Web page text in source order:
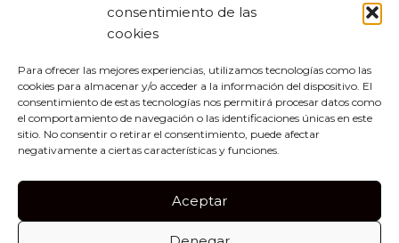
consentimiento de las
cookies
Para ofrecer las mejores experiencias, utilizamos tecnologías como las
cookies para almacenar y/o acceder a la información del dispositivo. El
consentimiento de estas tecnologías nos permitirá procesar datos como
el comportamiento de navegación o las identificaciones únicas en este
sitio. No consentir o retirar el consentimiento, puede afectar
negativamente a ciertas características y funciones.
Aceptar
About Jorge Aleix
Contact
CONTACT